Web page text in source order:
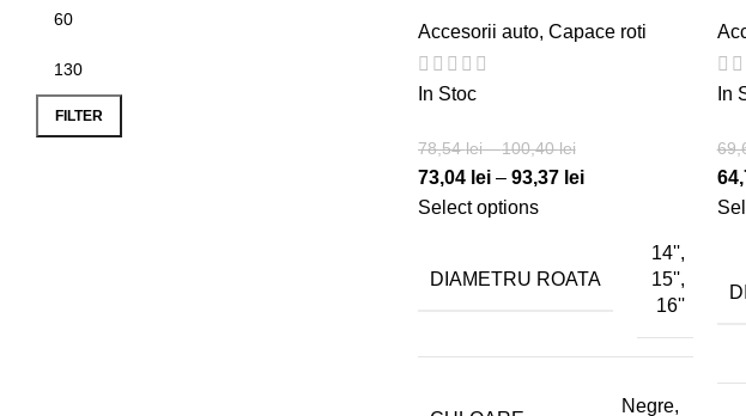
Min
price
Max
price
FILTER
Accesorii auto, Capace roti
In Stoc
78,54lei–100,40lei
73,04 lei– 93,37 lei
Select options
DIAMETRU ROATA
14'',
15'',
16''
Negre,
In